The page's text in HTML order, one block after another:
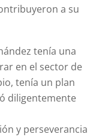
a su
tenía una
en el sector de
tenía un plan
diligentemente
y perseverancia